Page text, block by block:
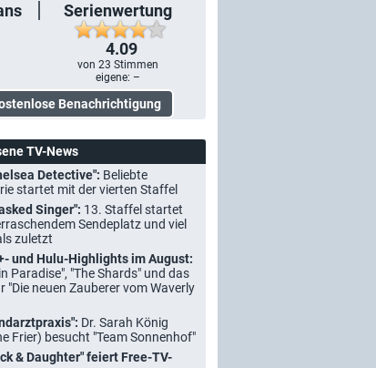
Serienwertung
4.09
von 23 Stimmen
eigene: –
TV-News
Detective": Beliebte
startet mit der vierten Staffel
Singer": 13. Staffel startet
Sendeplatz und viel
zuletzt
und Hulu-Highlights im August:
Paradise", "The Shards" und das
"Die neuen Zauberer vom Waverly
Dr. Sarah König
Frier) besucht "Team Sonnenhof"
& Daughter" feiert Free-TV-